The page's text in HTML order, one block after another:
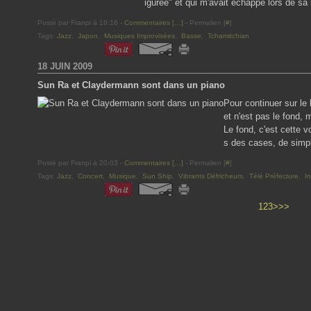
igurée" et qui m'avait échappé lors de
Posté par Franpi à 16:16 - Commentaires [ ] - Permalien [#]
Tags: Jazz Japon Musiques Improvisées Basse Tchamitchian
18 JUIN 2009
Sun Ra et Claydermann sont dans un piano
Pour continuer sur
et n'est pas le fond,
Le fond, c'est cette
s des cases, de
Posté par Franpi à 20:03 - Commentaires [ ] - Permalien [#]
Tags: Jazz Concert Musique Sun Ship Vibrants Défricheurs Télé Préfecture
123>>>